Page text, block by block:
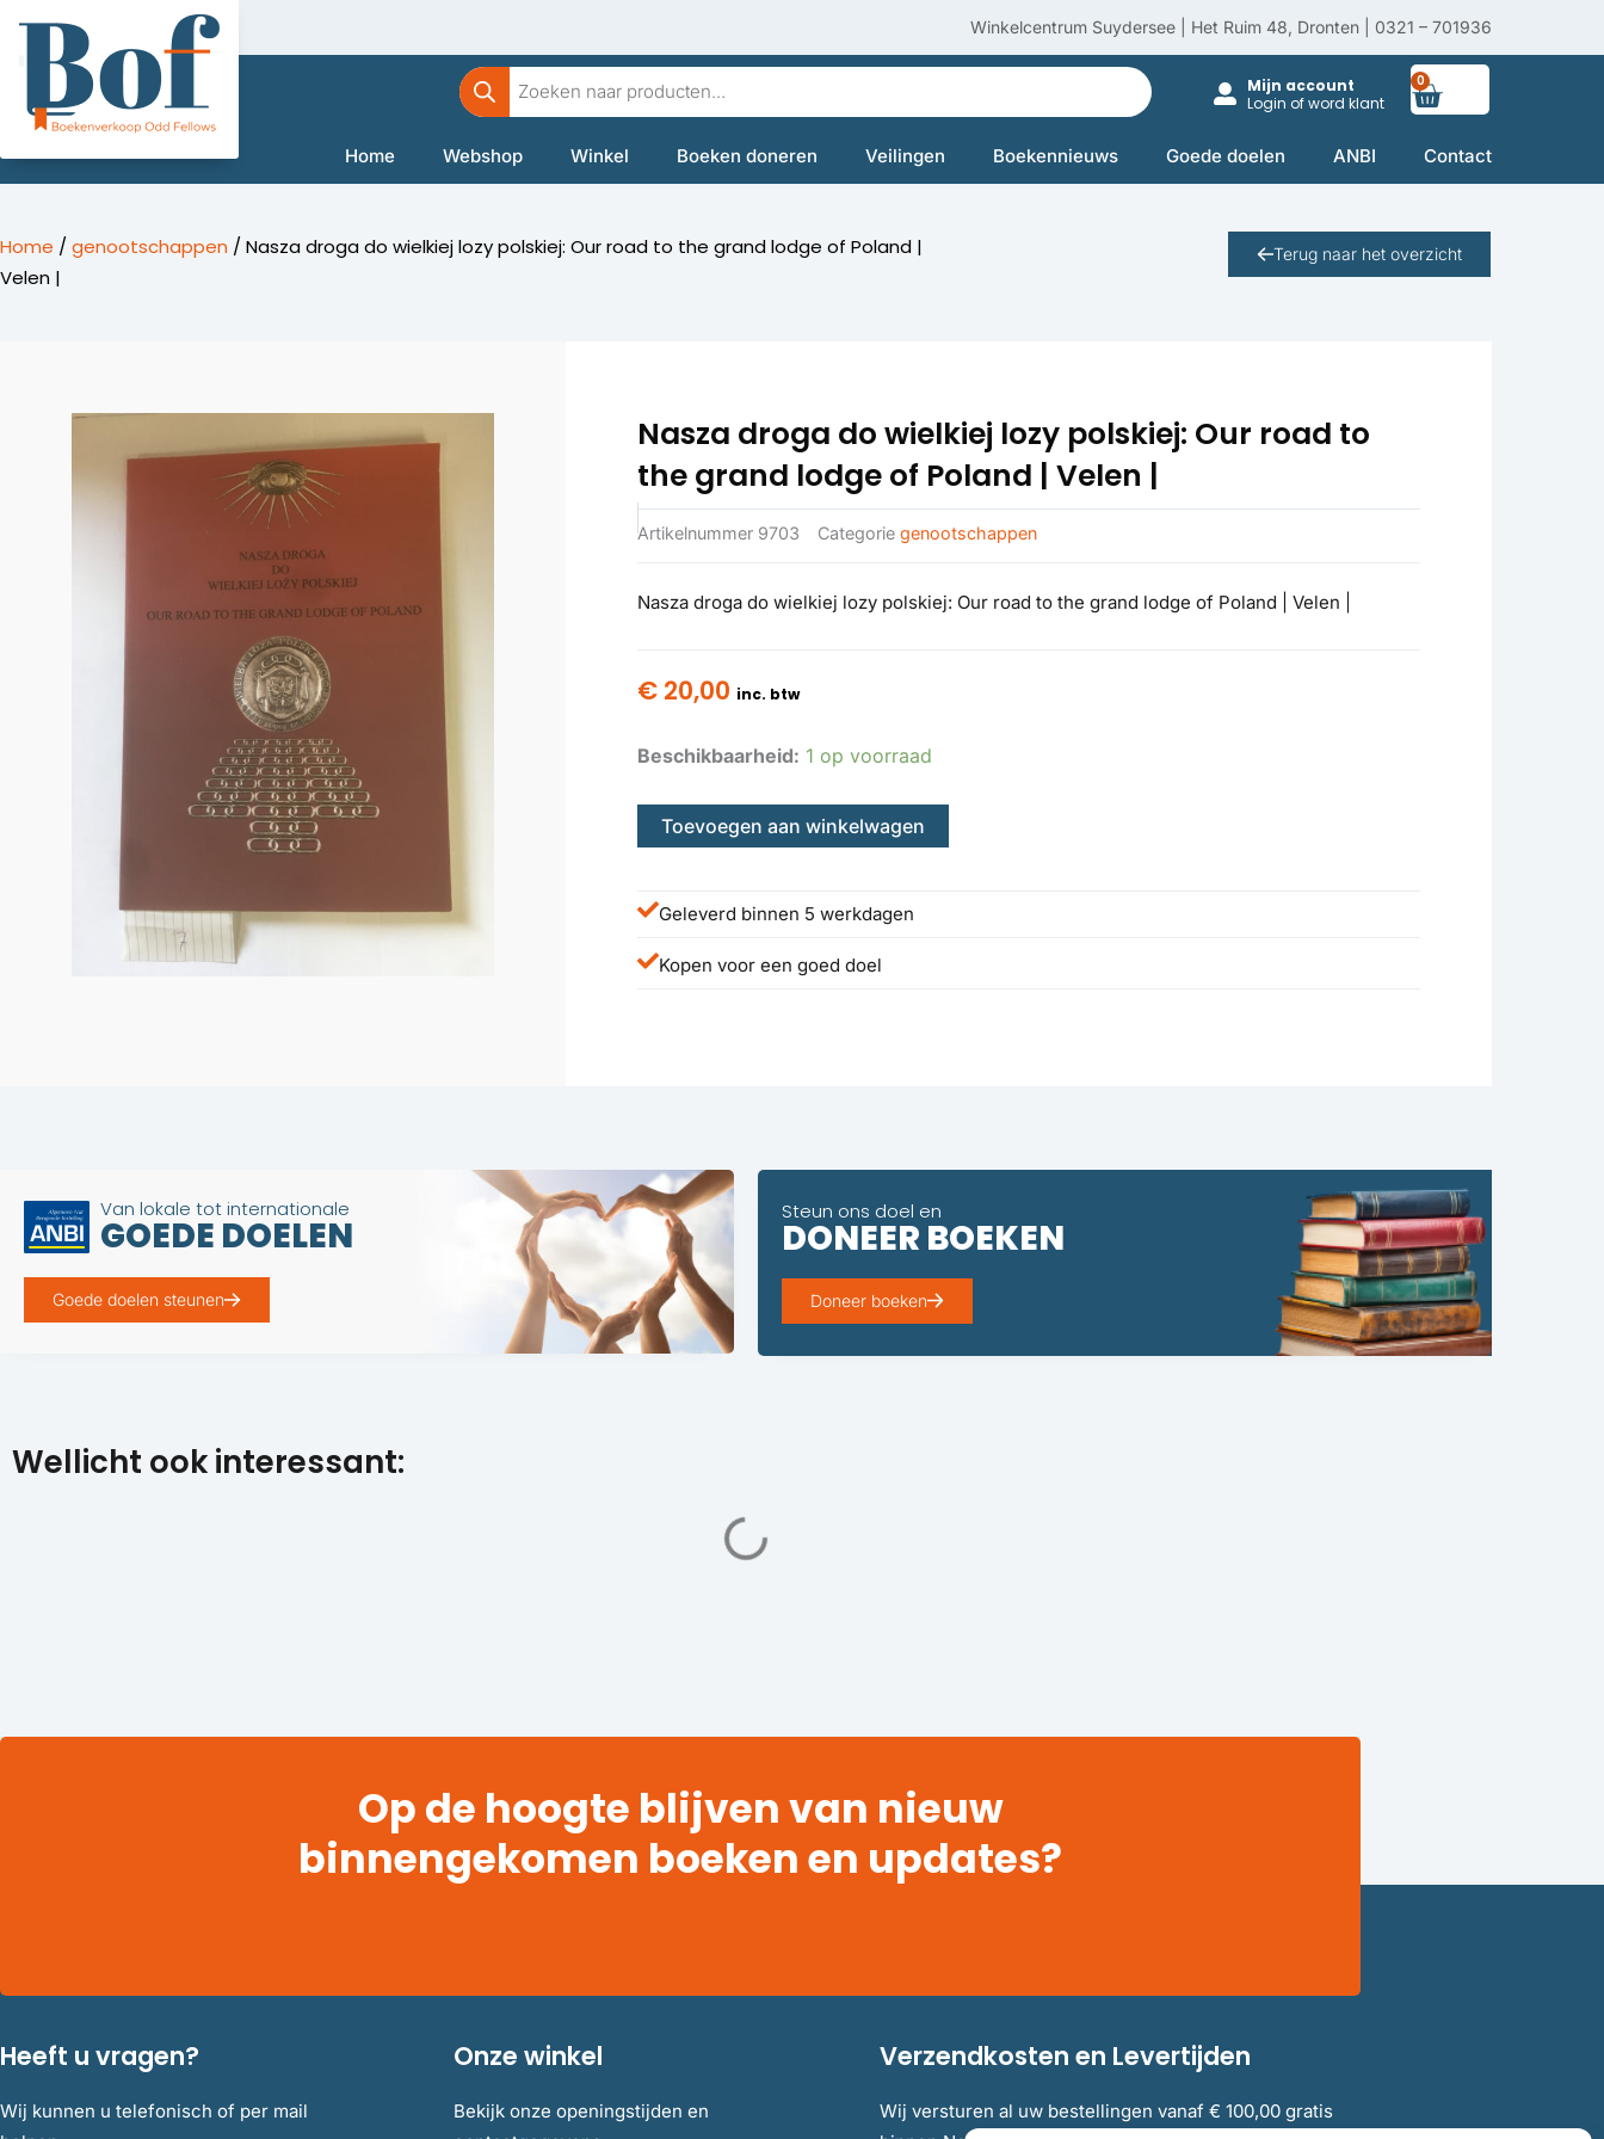
inhoud
Winkelcentrum Suydersee | Het Ruim 48, Dronten | 0321 – 701936
Producten
zoeken
Mijn account
Login of word klant
0
Home Webshop Winkel Boeken doneren Veilingen Boekennieuws Goede doelen ANBI Contact
Home / genootschappen / Nasza droga do wielkiej lozy polskiej: Our road to the grand lodge of Poland |
Velen |
Terug naar het overzicht
Nasza droga do wielkiej lozy polskiej: Our road to
the grand lodge of Poland | Velen |
Artikelnummer 9703 Categorie genootschappen
Nasza droga do wielkiej lozy polskiej: Our road to the grand lodge of Poland | Velen |
€20,00 inc. btw
Beschikbaarheid: 1 op voorraad
Toevoegen aan winkelwagen
Geleverd binnen 5 werkdagen
Kopen voor een goed doel
Van lokale tot internationale
GOEDE DOELEN
Goede doelen steunen
Steun ons doel en
DONEER BOEKEN
Doneer boeken
Wellicht ook interessant:
Op de hoogte blijven van nieuw
binnengekomen boeken en updates?
Heeft u vragen?
Wij kunnen u telefonisch of per mail
Onze winkel
Bekijk onze openingstijden en
Verzendkosten en Levertijden
Wij versturen al uw bestellingen vanaf € 100,00 gratis